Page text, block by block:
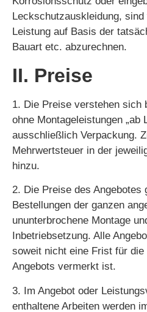
Leckschutzauskleidung,
Leistung auf Basis der
Bauart etc. abzurechnen.
II. Preise
1. Die Preise verstehen sich
ohne Montageleistungen „ab
ausschließlich Verpackung.
Mehrwertsteuer in der
hinzu.
2. Die Preise des Angebotes
Bestellungen der ganzen
ununterbrochene Montage
Inbetriebsetzung. Alle
soweit nicht eine Frist für
Angebots vermerkt ist.
3. Im Angebot oder
enthaltene Arbeiten werden